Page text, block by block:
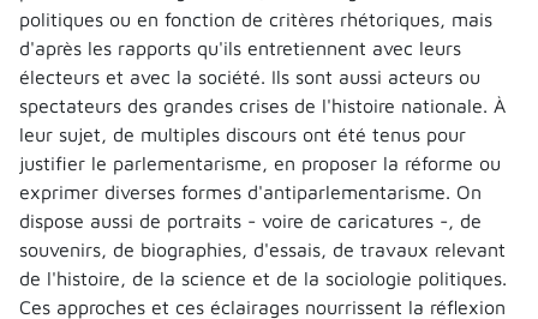
politiques ou en fonction de critères rhétoriques, mais
d'après les rapports qu'ils entretiennent avec leurs
électeurs et avec la société. Ils sont aussi acteurs ou
spectateurs des grandes crises de l'histoire nationale. À
leur sujet, de multiples discours ont été tenus pour
justifier le parlementarisme, en proposer la réforme ou
exprimer diverses formes d'antiparlementarisme. On
dispose aussi de portraits - voire de caricatures -, de
souvenirs, de biographies, d'essais, de travaux relevant
de l'histoire, de la science et de la sociologie politiques.
Ces approches et ces éclairages nourrissent la réflexion